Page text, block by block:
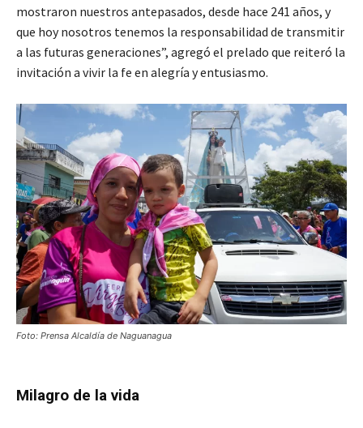
mostraron nuestros antepasados, desde hace 241 años, y
que hoy nosotros tenemos la responsabilidad de transmitir
a las futuras generaciones”, agregó el prelado que reiteró la
invitación a vivir la fe en alegría y entusiasmo.
Foto: Prensa Alcaldía de Naguanagua
Milagro de la vida